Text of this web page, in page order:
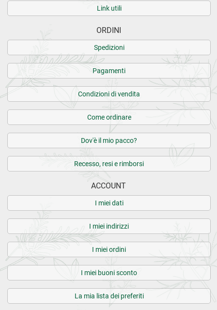
Link utili
ORDINI
Spedizioni
Pagamenti
Condizioni di vendita
Come ordinare
Dov'è il mio pacco?
Recesso, resi e rimborsi
ACCOUNT
I miei dati
I miei indirizzi
I miei ordini
I miei buoni sconto
La mia lista dei preferiti